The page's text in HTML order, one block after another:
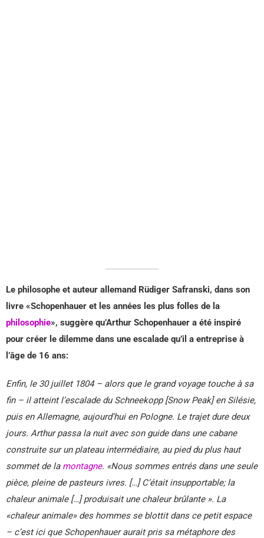
Le philosophe et auteur allemand Rüdiger Safranski, dans son
livre «Schopenhauer et les années les plus folles de la
philosophie», suggère qu’Arthur Schopenhauer a été inspiré
pour créer le dilemme dans une escalade qu’il a entreprise à
l’âge de 16 ans:
Enfin, le 30 juillet 1804 – alors que le grand voyage touche à sa
fin – il atteint l’escalade du Schneekopp [Snow Peak] en Silésie,
puis en Allemagne, aujourd’hui en Pologne. Le trajet dure deux
jours. Arthur passa la nuit avec son guide dans une cabane
construite sur un plateau intermédiaire, au pied du plus haut
sommet de la montagne. «Nous sommes entrés dans une seule
pièce, pleine de pasteurs ivres. […] C’était insupportable; la
chaleur animale […] produisait une chaleur brûlante ». La
«chaleur animale» des hommes se blottit dans ce petit espace
– c’est ici que Schopenhauer aurait pris sa métaphore des